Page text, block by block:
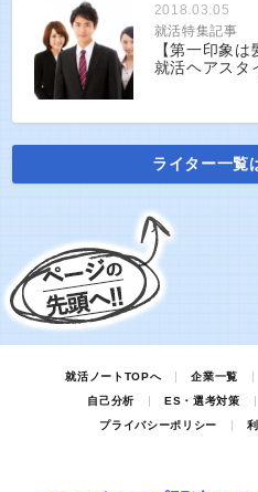
2018.03.05
就活特集記事
【第一印象
就活ヘアスタ
ライター一覧
就活ノートTOPへ 企業一覧
自己分析
ES・選考対策
プライバシーポリシー